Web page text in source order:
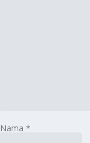
Nama *